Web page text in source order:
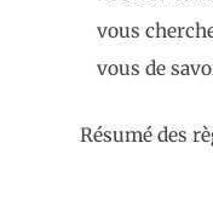
vous
vous de
Résumé des